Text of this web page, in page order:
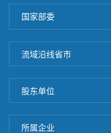
国家部委
流域沿线省市
股东单位
所属企业